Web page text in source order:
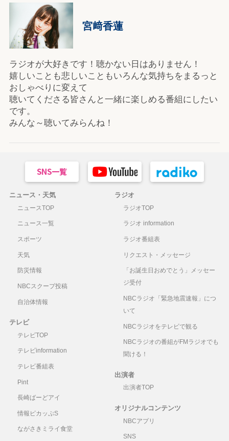
宮﨑香蓮
ラジオが大好きです！聴かない日はありません！
嬉しいことも悲しいこともいろんな気持ちをまるっと
おしゃべりに変えて
聴いてくださる皆さんと一緒に楽しめる番組にしたい
です。
みんな～聴いてみらんね！
ニュース・天気
ニュースTOP
ニュース一覧
スポーツ
天気
防災情報
NBCスクープ投稿
自治体情報
テレビ
テレビTOP
テレビinformation
テレビ番組表
Pint
長崎ばーどアイ
情報ピカッぷS
ながさきミライ食堂
ラジオ
ラジオTOP
ラジオ information
ラジオ番組表
リクエスト・メッセージ
「お誕生日おめでとう」メッセー
ジ受付
NBCラジオ「緊急地震速報」につ
いて
NBCラジオをテレビで観る
NBCラジオの番組がFMラジオでも
聞ける！
出演者
出演者TOP
オリジナルコンテンツ
NBCアプリ
SNS